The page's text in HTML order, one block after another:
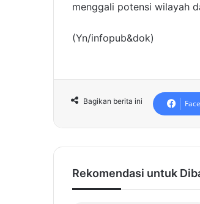
menggali potensi wilayah
(Yn/infopub&dok)
Bagikan berita ini
Rekomendasi untuk